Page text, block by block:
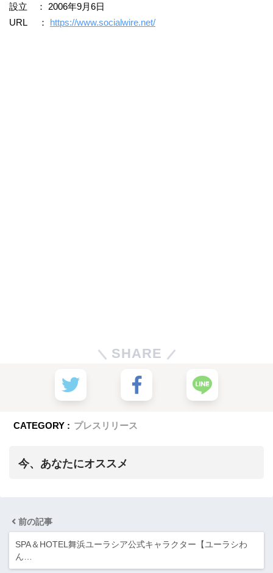
設立 ： 2006年9月6日
URL ： https://www.socialwire.net/
SHARE
CATEGORY : プレスリリース
今、あなたにオススメ
前の記事
SPA＆HOTEL舞浜ユーラシア公式キャラクター【ユーラシわ
ん…